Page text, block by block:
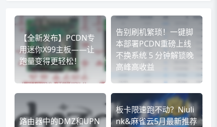
【全新发布】PCDN专
用迷你X99主板——让
跑量变得更轻松！
告别刷机繁琐！一键脚
本部署PCDN重磅上线
不换系统 5 分钟解锁晚
高峰高收益
路由器中的DMZ和UPN
板卡限速跑不动？Niuli
nk&麻雀云5月最新推荐